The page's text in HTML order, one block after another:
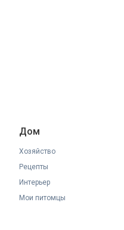
Дом
Хозяйство
Рецепты
Интерьер
Мои питомцы